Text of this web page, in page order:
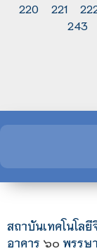
220
221
243
สถาบันเทคโนโลยี
อาคาร ๖๐ พรรษ